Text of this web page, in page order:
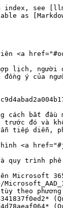
index, see
as
<a
lịch, người
ý của
cách bắt
đó và
tiếp diễn,
<a
trình phê
365
theo